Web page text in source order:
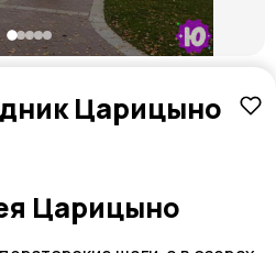
Царицыно
Царицыно